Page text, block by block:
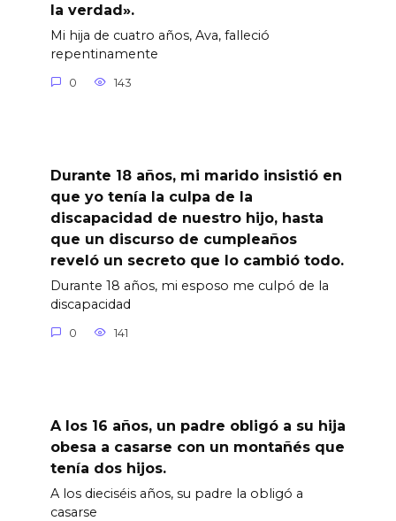
la verdad».
Mi hija de cuatro años, Ava, falleció
repentinamente
0 143
Durante 18 años, mi marido insistió en
que yo tenía la culpa de la
discapacidad de nuestro hijo, hasta
que un discurso de cumpleaños
reveló un secreto que lo cambió todo.
Durante 18 años, mi esposo me culpó de la
discapacidad
0 141
A los 16 años, un padre obligó a su hija
obesa a casarse con un montañés que
tenía dos hijos.
A los dieciséis años, su padre la obligó a
casarse